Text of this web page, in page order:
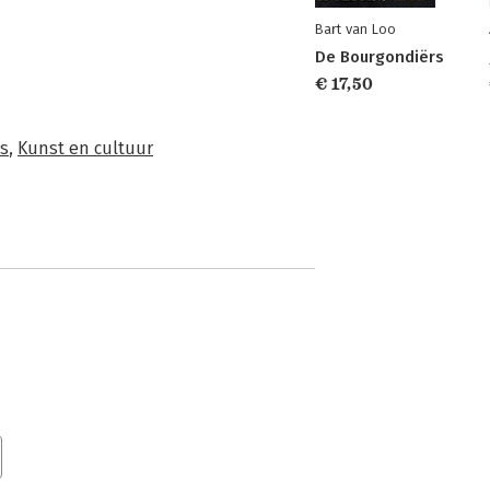
, Kunst en cultuur
Bart van Loo
De Bourgondiërs
€ 17,50